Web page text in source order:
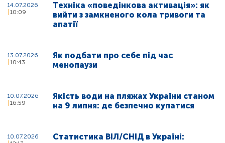
14.07.2026
10:09
Техніка «поведінкова активація»: як
вийти з замкненого кола тривоги та
апатії
13.07.2026
10:43
Як подбати про себе під час
менопаузи
10.07.2026
16:59
Якість води на пляжах України станом
на 9 липня: де безпечно купатися
10.07.2026
Статистика ВІЛ/СНІД в Україні: